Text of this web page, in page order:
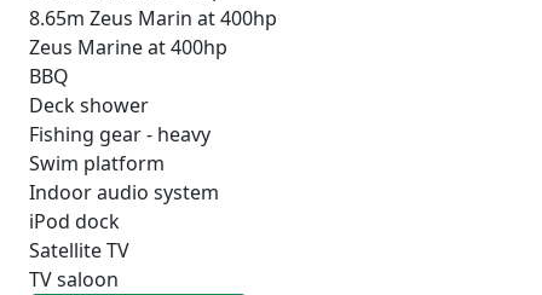
8.65m Zeus Marin at 400hp
Zeus Marine at 400hp
BBQ
Deck shower
Fishing gear - heavy
Swim platform
Indoor audio system
iPod dock
Satellite TV
TV saloon